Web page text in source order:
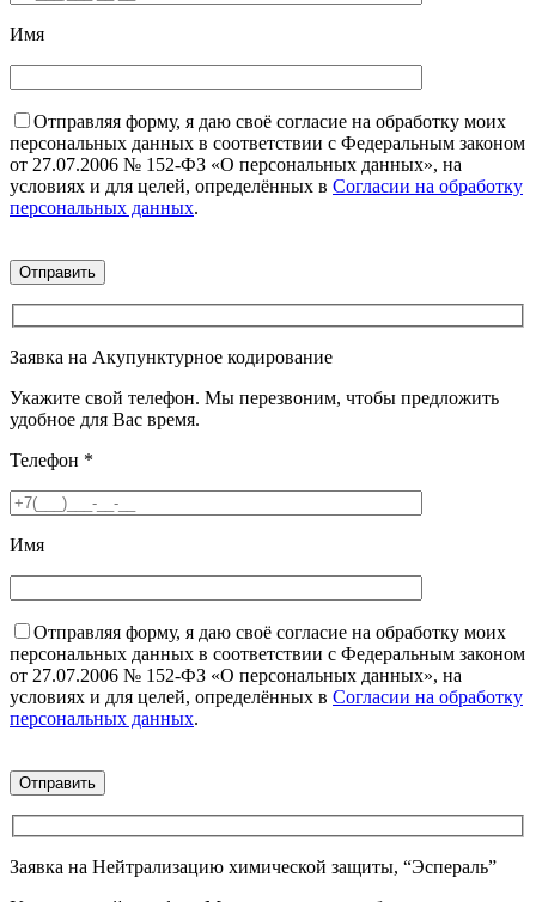
Имя
Отправляя форму, я даю своё согласие на обработку моих
персональных данных в соответствии с Федеральным законом
от 27.07.2006 № 152-ФЗ «О персональных данных», на
условиях и для целей, определённых в Согласии на обработку
персональных данных.
Заявка на Акупунктурное кодирование
Укажите свой телефон. Мы перезвоним, чтобы предложить
удобное для Вас время.
Телефон *
Имя
Отправляя форму, я даю своё согласие на обработку моих
персональных данных в соответствии с Федеральным законом
от 27.07.2006 № 152-ФЗ «О персональных данных», на
условиях и для целей, определённых в Согласии на обработку
персональных данных.
Заявка на Нейтрализацию химической защиты, “Эспераль”